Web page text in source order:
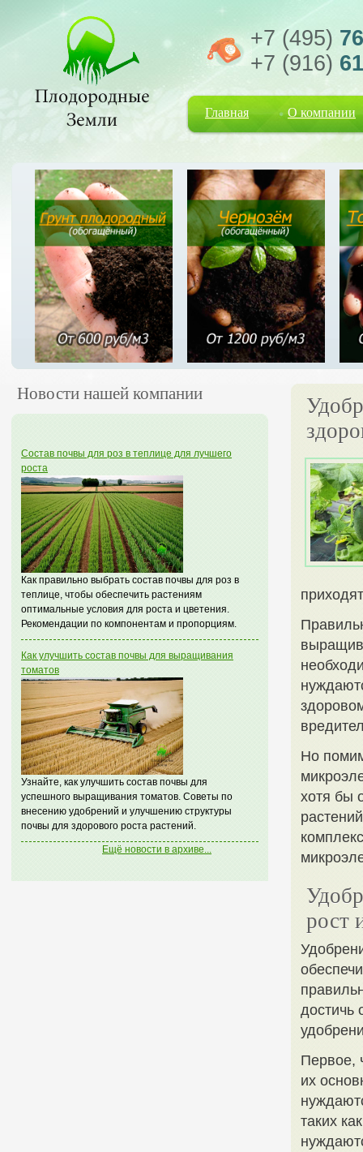
+7 (495)
+7 (916)
Главная О компании
Новости нашей компании
Состав почвы для роз в теплице для лучшего
роста
Как правильно выбрать состав почвы для роз в
теплице, чтобы обеспечить растениям
оптимальные условия для роста и цветения.
Рекомендации по компонентам и пропорциям.
Как улучшить состав почвы для выращивания
томатов
Узнайте, как улучшить состав почвы для
успешного выращивания томатов. Советы по
внесению удобрений и улучшению структуры
почвы для здорового роста растений.
Ещё новости в архиве...
Но
хотя бы
рост
достичь
Первое,
их
таких